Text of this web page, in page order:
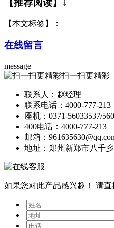
【推荐阅读】↓
【本文标签】：
在线留言
message
扫一扫更精彩
联系人：赵经理
联系电话：4000-777-213
座机：0371-56033537/
400电话：4000-777-213
邮箱：
地址：郑州新郑市八千
如果您对此产品感兴趣！ 请直